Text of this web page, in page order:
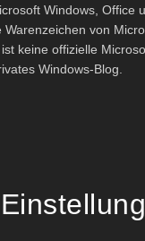
Windows, Office
von
keine offizielle
Windows-Blog.